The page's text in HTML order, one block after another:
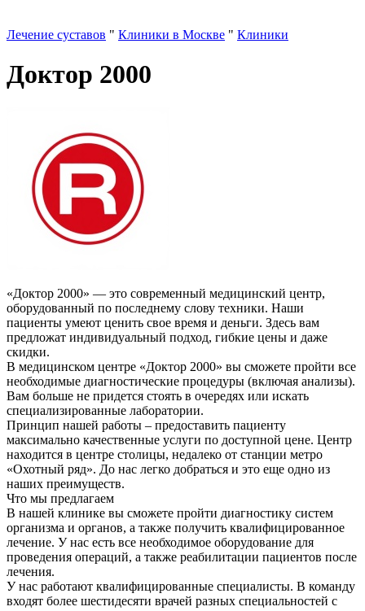
Лечение суставов " Клиники в Москве " Клиники
Доктор 2000
«Доктор 2000» — это современный медицинский центр,
оборудованный по последнему слову техники. Наши
пациенты умеют ценить свое время и деньги. Здесь вам
предложат индивидуальный подход, гибкие цены и даже
скидки.
В медицинском центре «Доктор 2000» вы сможете пройти все
необходимые диагностические процедуры (включая анализы).
Вам больше не придется стоять в очередях или искать
специализированные лаборатории.
Принцип нашей работы – предоставить пациенту
максимально качественные услуги по доступной цене. Центр
находится в центре столицы, недалеко от станции метро
«Охотный ряд». До нас легко добраться и это еще одно из
наших преимуществ.
Что мы предлагаем
В нашей клинике вы сможете пройти диагностику систем
организма и органов, а также получить квалифицированное
лечение. У нас есть все необходимое оборудование для
проведения операций, а также реабилитации пациентов после
лечения.
У нас работают квалифицированные специалисты. В команду
входят более шестидесяти врачей разных специальностей с